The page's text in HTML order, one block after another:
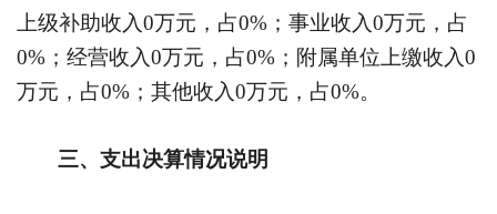
上级补助收入0万元，占0% ；事业收入0万元，占
0% ；经营收入0万元，占0% ；附属单位上缴收入0
万元，占0% ；其他收入0万元，占0%。
三、支出决算情况说明